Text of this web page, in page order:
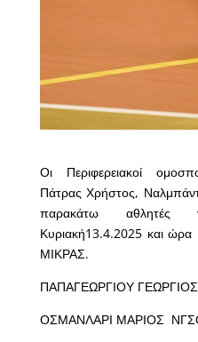
Οι Περιφερειακοί
Πάτρας Χρήστος,
παρακάτω αθλητές
Κυριακή13.4.2025 και
ΜΙΚΡΑΣ.
ΠΑΠΑΓΕΩΡΓΙΟΥ
ΟΣΜΑΝΛΑΡΙ ΜΑΡΙΟΣ